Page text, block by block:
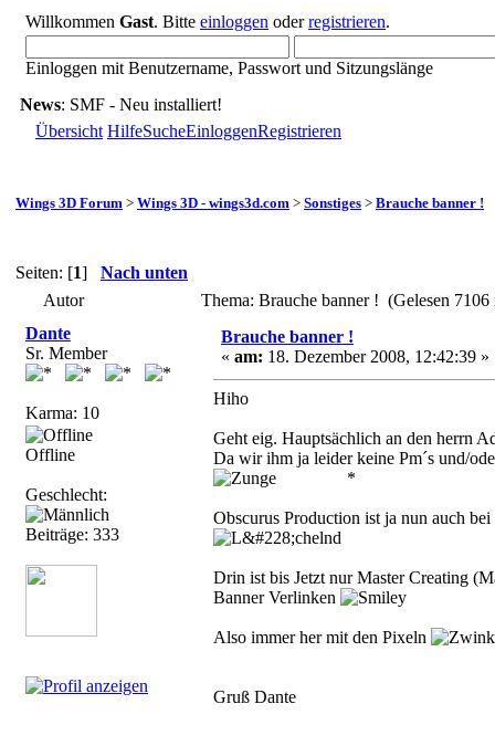
Willkommen Gast. Bitte einloggen oderregistrieren.
Einloggen mit Benutzername, Passwort und Sitzungslänge
News: SMF - Neu installiert!
Übersicht HilfeSucheEinloggenRegistrieren
Wings 3D Forum > Wings 3D - wings3d.com > Sonstiges > Brauche banner !
Seiten: [1] Nach unten
Autor
Thema: Brauche banner ! (Gelesen 7106
Dante
Sr. Member
Karma: 10
Offline
Geschlecht:
Beiträge: 333
Brauche banner !
« am: 18. Dezember 2008, 12:42:39 »
Hiho
Geht eig. Hauptsächlich an den herrn
Da wir ihm ja leider keine Pm´s und/
*
Obscurus Production ist ja nun auch
Drin ist bis Jetzt nur Master Creating
Banner Verlinken
Also immer her mit den Pixeln
Gruß Dante